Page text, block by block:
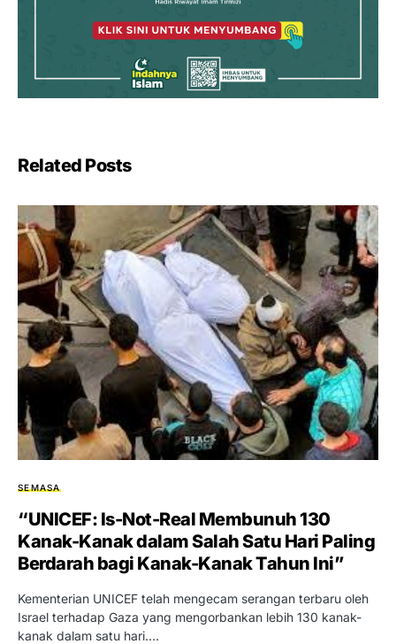
Related Posts
SEMASA
“UNICEF: Is-Not-Real Membunuh 130
Kanak-Kanak dalam Salah Satu Hari Paling
Berdarah bagi Kanak-Kanak Tahun Ini”
Kementerian UNICEF telah mengecam serangan terbaru oleh
Israel terhadap Gaza yang mengorbankan lebih 130 kanak-
kanak dalam satu hari.…